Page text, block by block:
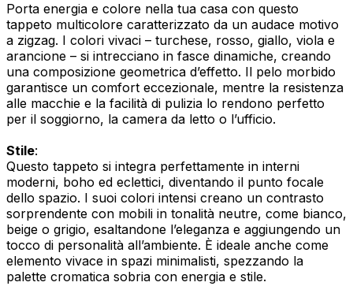
Porta energia e colore nella tua casa con questo
tappeto multicolore caratterizzato da un audace motivo
a zigzag. I colori vivaci – turchese, rosso, giallo, viola e
arancione – si intrecciano in fasce dinamiche, creando
una composizione geometrica d’effetto. Il pelo morbido
garantisce un comfort eccezionale, mentre la resistenza
alle macchie e la facilità di pulizia lo rendono perfetto
per il soggiorno, la camera da letto o l’ufficio.
Stile:
Questo tappeto si integra perfettamente in interni
moderni, boho ed eclettici, diventando il punto focale
dello spazio. I suoi colori intensi creano un contrasto
sorprendente con mobili in tonalità neutre, come bianco,
beige o grigio, esaltandone l’eleganza e aggiungendo un
tocco di personalità all’ambiente. È ideale anche come
elemento vivace in spazi minimalisti, spezzando la
palette cromatica sobria con energia e stile.